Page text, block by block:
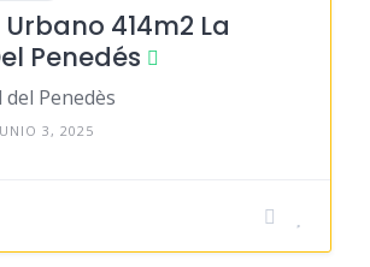
414m2 La
Penedés
del Penedès
3, 2025